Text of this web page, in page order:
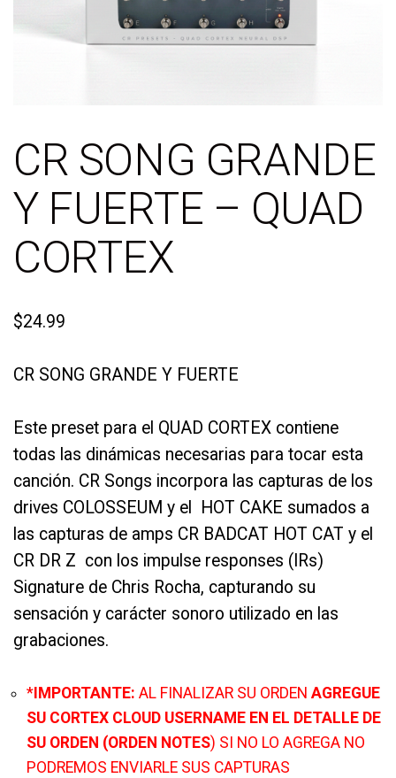
CR SONG GRANDE
Y FUERTE – QUAD
CORTEX
$24.99
CR SONG GRANDE Y FUERTE
Este preset para el QUAD CORTEX contiene
todas las dinámicas necesarias para tocar esta
canción. CR Songs incorpora las capturas de los
drives COLOSSEUM y el HOT CAKE sumados a
las capturas de amps CR BADCAT HOT CAT y el
CR DR Z con los impulse responses (IRs)
Signature de Chris Rocha, capturando su
sensación y carácter sonoro utilizado en las
grabaciones.
* IMPORTANTE: AL FINALIZAR SU ORDEN AGREGUE
SU CORTEX CLOUD USERNAME EN EL DETALLE DE
SU ORDEN (ORDEN NOTES) SI NO LO AGREGA NO
PODREMOS ENVIARLE SUS CAPTURAS